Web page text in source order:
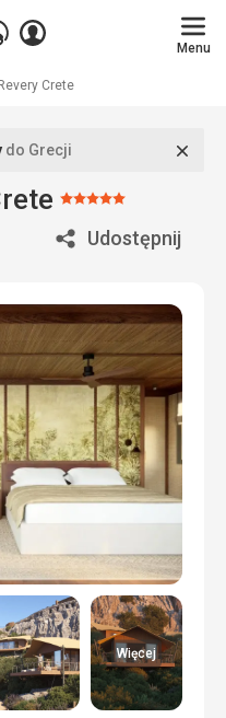
Zadzwoń
+48
771
Zaloguj
Menu
Crete
do Grecji
Ocena:
5/5Udostępnij
Więcej